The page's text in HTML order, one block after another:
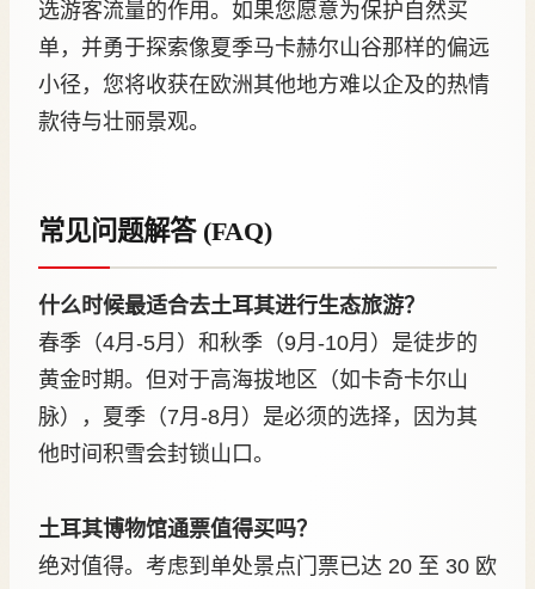
选游客流量的作用。如果您愿意为保护自然买
单，并勇于探索像夏季马卡赫尔山谷那样的偏远
小径，您将收获在欧洲其他地方难以企及的热情
款待与壮丽景观。
常见问题解答 (FAQ)
什么时候最适合去土耳其进行生态旅游？
春季（4月-5月）和秋季（9月-10月）是徒步的
黄金时期。但对于高海拔地区（如卡奇卡尔山
脉），夏季（7月-8月）是必须的选择，因为其
他时间积雪会封锁山口。
土耳其博物馆通票值得买吗？
绝对值得。考虑到单处景点门票已达 20 至 30 欧